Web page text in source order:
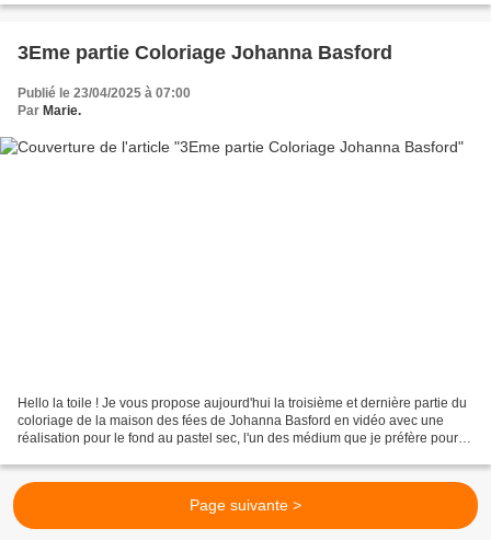
3Eme partie Coloriage Johanna Basford
Publié le 23/04/2025 à 07:00
Par Marie.
Hello la toile ! Je vous propose aujourd'hui la troisième et dernière partie du
coloriage de la maison des fées de Johanna Basford en vidéo avec une
réalisation pour le fond au pastel sec, l'un des médium que je préfère pour
Page suivante >